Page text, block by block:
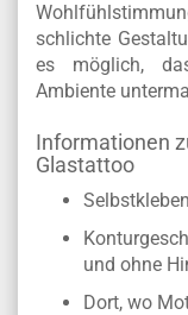
schlichte
es möglich,
Ambiente
Informationen
Glastattoo
und ohne
Dort, wo